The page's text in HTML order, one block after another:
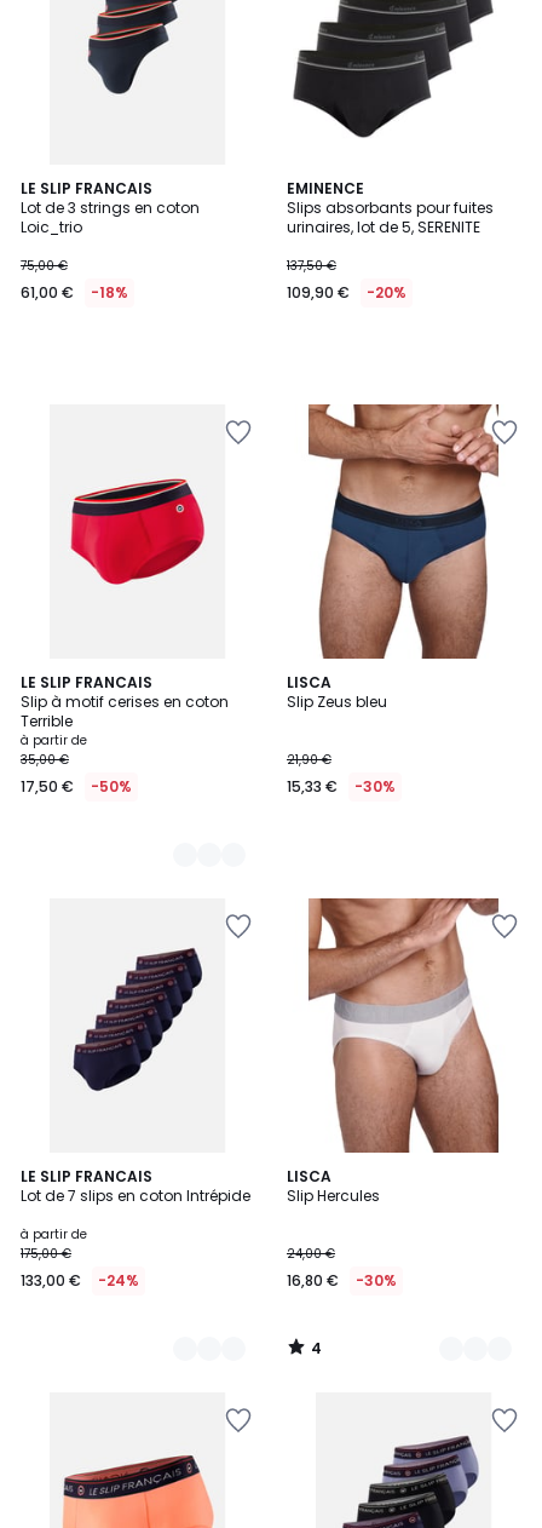
LE SLIP FRANCAIS
Lot de 3 strings en coton
Loic_trio
75,00 €
61,00 € -18%
EMINENCE
Slips absorbants pour fuites
urinaires, lot de 5, SERENITE
137,50 €
109,90 € -20%
LE SLIP FRANCAIS
Slip à motif cerises en coton
Terrible
à partir de
35,00 €
17,50 € -50%
36
Couleurs
LISCA
Slip Zeus bleu
21,90 €
15,33 € -30%
LE SLIP FRANCAIS
Lot de 7 slips en coton Intrépide
à partir de
175,00 €
133,00 € -24%
4
Couleurs
LISCA
Slip Hercules
24,00 €
16,80 € -30%
4
/
2
Couleurs
4
/